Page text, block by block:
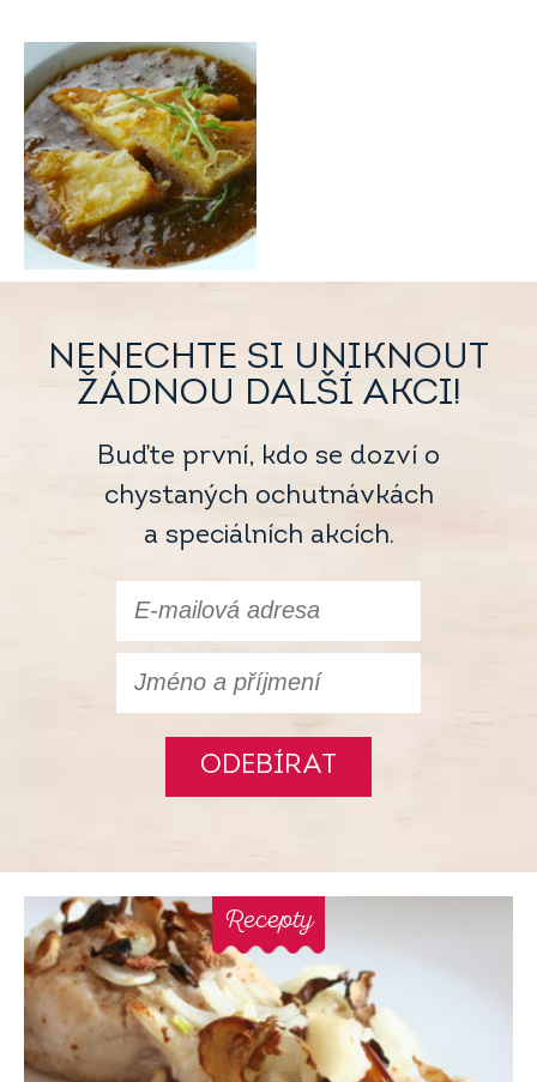
NENECHTE SI UNIKNOUT
ŽÁDNOU DALŠÍ AKCI!
Buďte první, kdo se dozví o
chystaných ochutnávkách
a speciálních akcích.
ODEBÍRAT
Recepty